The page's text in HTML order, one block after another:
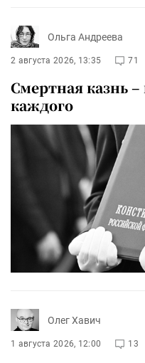
Ольга Андреева
2 августа 2026, 13:35 71
Смертная казнь –
каждого
Олег Хавич
1 августа 2026, 12:00 13